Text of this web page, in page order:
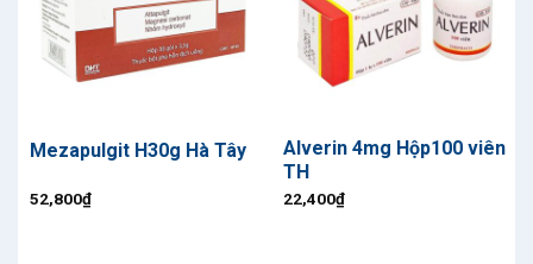
Mezapulgit H30g Hà Tây
52,800₫
Alverin 4mg Hộp100 viên
TH
22,400₫